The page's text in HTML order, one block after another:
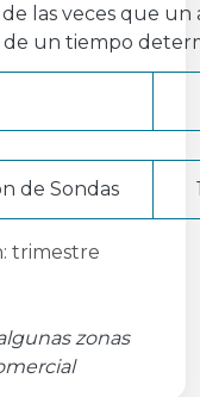
las veces que un
de un tiempo
de Sondas
trimestre
zonas